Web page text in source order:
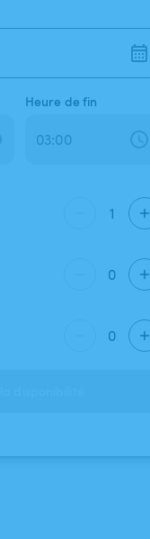
Heure de fin
1
0
0